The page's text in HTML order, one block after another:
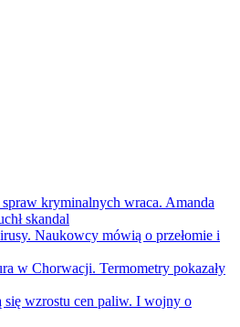
spraw kryminalnych wraca. Amanda
skandal
Naukowcy mówią o przełomie i
w Chorwacji. Termometry pokazały
się wzrostu cen paliw. I wojny o